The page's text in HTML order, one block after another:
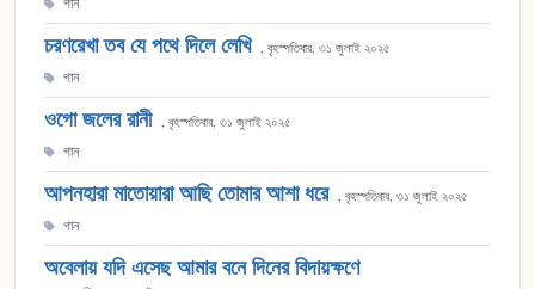
চরণরেখা তব যে পথে দিলে লেখি , বৃহস্পতিবার, ৩১ জুলাই ২০২৫
গান
ওগো জলের রানী , বৃহস্পতিবার, ৩১ জুলাই ২০২৫
গান
আপনহারা মাতোয়ারা আছি তোমার আশা ধরে , বৃহস্পতিবার, ৩১ জুলাই ২০২৫
গান
অবেলায় যদি এসেছ আমার বনে দিনের বিদায়ক্ষণে